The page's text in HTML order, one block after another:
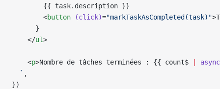
        {{ task.description }}
        <
button (click)="markTaskAsCompleted(task)"
      }
    </
ul>
    <
p>Nombre de tâches terminées : {{ count$
async
  `
,
})